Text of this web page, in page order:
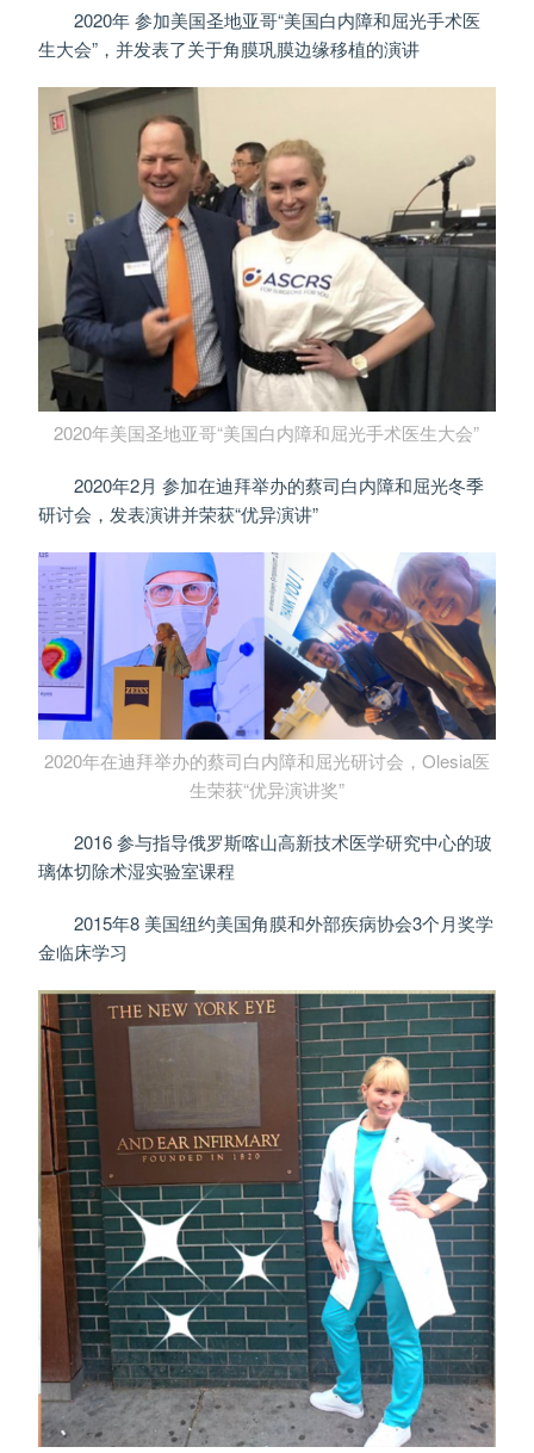
2020年 参加美国圣地亚哥“美国白内障和屈光手术医
生大会”，并发表了关于角膜巩膜边缘移植的演讲
2020年美国圣地亚哥“美国白内障和屈光手术医生大会”
2020年2月 参加在迪拜举办的蔡司白内障和屈光冬季
研讨会，发表演讲并荣获“优异演讲”
2020年在迪拜举办的蔡司白内障和屈光研讨会，Olesia医
生荣获“优异演讲奖”
2016 参与指导俄罗斯喀山高新技术医学研究中心的玻
璃体切除术湿实验室课程
2015年8 美国纽约美国角膜和外部疾病协会3个月奖学
金临床学习